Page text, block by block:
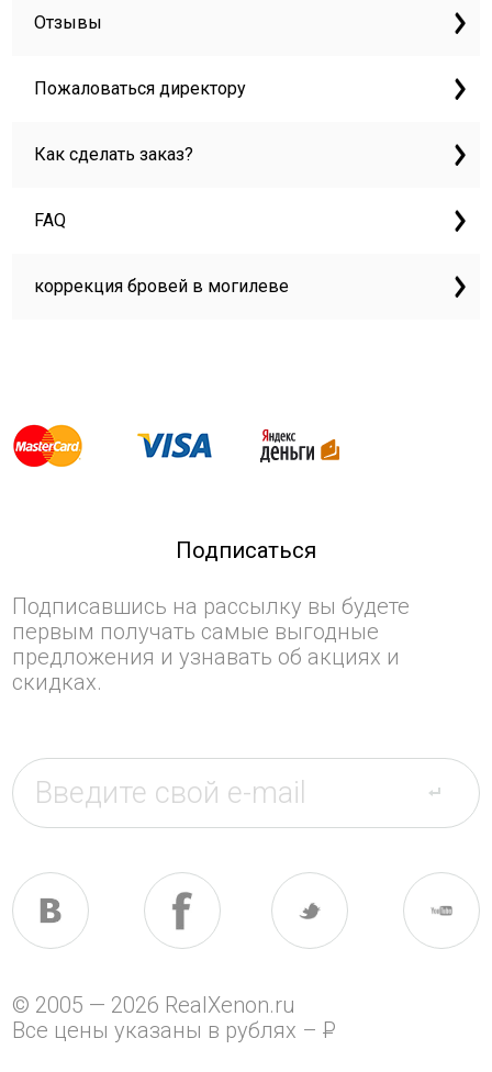
Отзывы
Пожаловаться директору
Как сделать заказ?
FAQ
коррекция бровей в могилеве
Подписаться
Подписавшись на рассылку вы будете
первым получать самые выгодные
предложения и узнавать об акциях и
скидках.
© 2005 — 2026 RealXenon.ru
Все цены указаны в рублях –P